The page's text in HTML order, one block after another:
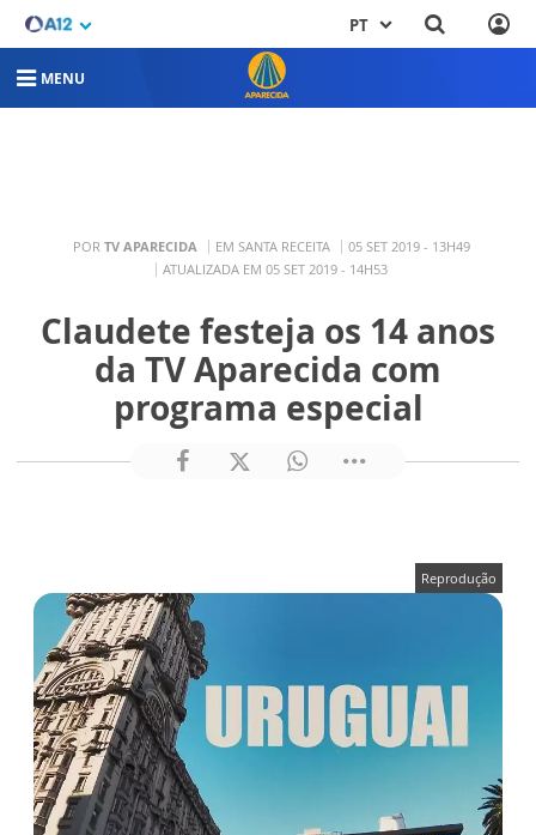
PT
MENU
POR TV APARECIDA EM SANTA RECEITA
05 SET 2019 - 13H49
ATUALIZADA EM 05 SET 2019 - 14H53
Claudete festeja os 14 anos
da TV Aparecida com
programa especial
Reprodução